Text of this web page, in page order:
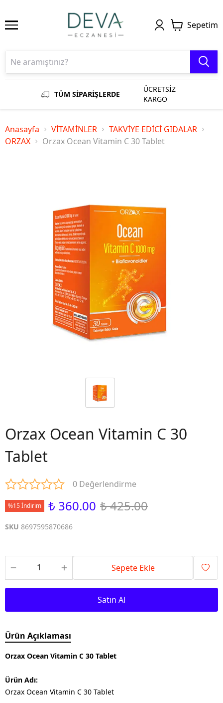
Sepetim
TÜM SİPARİŞLERDE
ÜCRETSİZ
KARGO
Anasayfa VİTAMİNLER
TAKVİYE EDİCİ GIDALAR
ORZAX
Orzax Ocean Vitamin C 30 Tablet
Orzax Ocean Vitamin C 30
Tablet
0 Değerlendirme
%15 İndirim ₺ 360.00 ₺ 425.00
SKU 8697595870686
Sepete Ekle
Satın Al
Ürün Açıklaması
Orzax Ocean Vitamin C 30 Tablet
Ürün Adı:
Orzax Ocean Vitamin C 30 Tablet